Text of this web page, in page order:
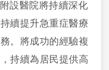
設醫院將持續深化
續提升急重症醫療
。將成功的經驗複
持續為居民提供高